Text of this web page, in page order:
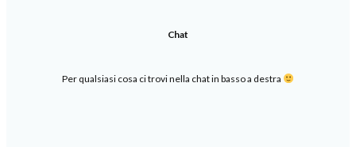
Chat
Per qualsiasi cosa ci trovi nella chat in basso a destra